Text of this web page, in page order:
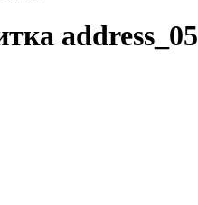
address_05